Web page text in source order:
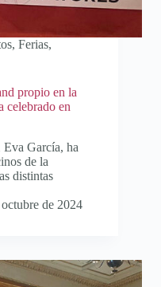
, Ferias,
propio en la
celebrado en
García, ha
de la
distintas
de 2024